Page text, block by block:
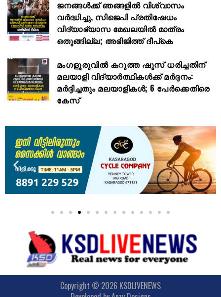
ജനങ്ങൾക്ക് ഞങ്ങളിൽ വിശ്വാസം
വർദ്ധിച്ചു, സിജെപി പ്രതിഷേധം
വിദ്യാഭ്യാസ മേഖലയിൽ മാത്രം
ഒതുങ്ങില്ല; അഭിജിത്ത് ദീപ്കെ
മംഗളൂരുവിൽ കറുത്ത ഷൂസ് ധരിച്ചതിന്
മലയാളി വിദ്യാർത്ഥികൾക്ക് മർദ്ദനം:
മർദ്ദിച്ചതും മലയാളികൾ; 6 പേർക്കെതിരെ
കേസ്
Copyright © 2026 KSDLIVENEWS